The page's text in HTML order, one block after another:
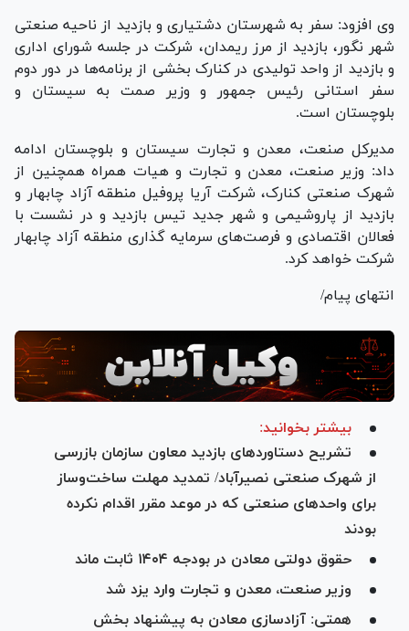
وی افزود: سفر به شهرستان دشتیاری و بازدید از ناحیه صنعتی
شهر نگور، بازدید از مرز ریمدان، شرکت در جلسه شورای اداری
و بازدید از واحد تولیدی در کنارک بخشی از برنامه‌ها در دور دوم
سفر استانی رئیس جمهور و وزیر صمت به سیستان و
بلوچستان است.
مدیرکل صنعت، معدن و تجارت سیستان و بلوچستان ادامه
داد: وزیر صنعت، معدن و تجارت و هیات همراه همچنین از
شهرک صنعتی کنارک، شرکت آریا پروفیل منطقه آزاد چابهار و
بازدید از پاروشیمی و شهر جدید تیس بازدید و در نشست با
فعالان اقتصادی و فرصت‌های سرمایه گذاری منطقه آزاد چابهار
شرکت خواهد کرد.
انتهای پیام/
بیشتر بخوانید:
تشریح دستاورد‌های بازدید معاون سازمان بازرسی
از شهرک صنعتی نصیرآباد/ تمدید مهلت ساخت‌و‌ساز
برای واحد‌های صنعتی که در موعد مقرر اقدام نکرده
بودند
حقوق دولتی معادن در بودجه ۱۴۰۴ ثابت ماند
وزیر صنعت، معدن و تجارت وارد یزد شد
همتی: آزادسازی معادن به پیشنهاد بخش